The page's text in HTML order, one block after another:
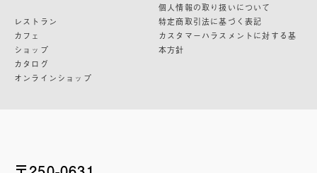
レストラン
カフェ
ショップ
カタログ
オンラインショップ
個人情報の取り扱いについて
特定商取引法に基づく表記
カスタマーハラスメントに対する基
本方針